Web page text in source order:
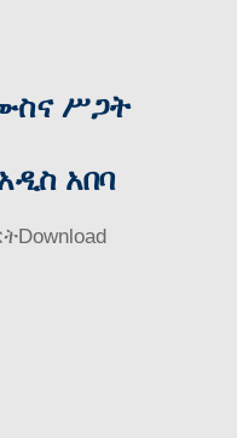
ሥጋት
አበባ